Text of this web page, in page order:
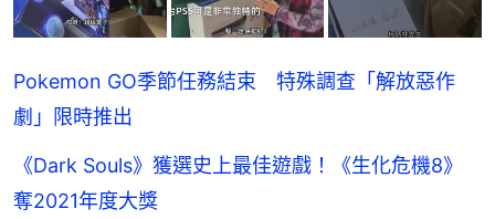
Pokemon GO季節任務結束 特殊調查「解放惡作
劇」限時推出
《Dark Souls》獲選史上最佳遊戲！《生化危機8》
奪2021年度大獎